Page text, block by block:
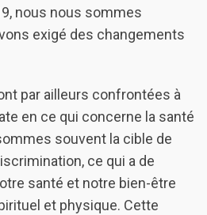
nous nous sommes
exigé des changements
par ailleurs confrontées à
en ce qui concerne la santé
souvent la cible de
ce qui a de
santé et notre bien-être
et physique. Cette